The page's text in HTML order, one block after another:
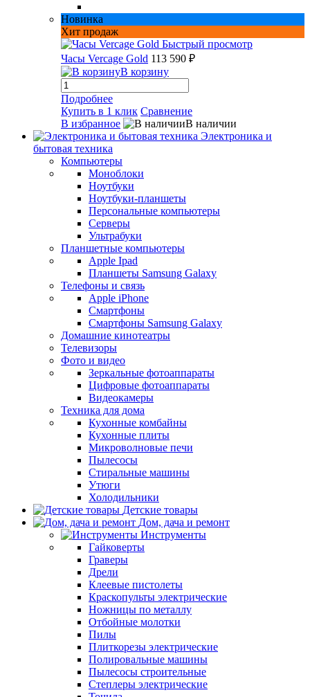
Новинка
Хит продаж
Быстрый просмотр
Часы Vercage Gold 113 590 ₽
В корзину
Подробнее
Купить в 1 клик Сравнение
В избранное
В наличии
Электроника и
бытовая техника
Компьютеры
Моноблоки
Ноутбуки
Ноутбуки-планшеты
Персональные компьютеры
Серверы
Ультрабуки
Планшетные компьютеры
Apple Ipad
Планшеты Samsung Galaxy
Телефоны и связь
Apple iPhone
Смартфоны
Смартфоны Samsung Galaxy
Домашние кинотеатры
Телевизоры
Фото и видео
Зеркальные фотоаппараты
Цифровые фотоаппараты
Видеокамеры
Техника для дома
Кухонные комбайны
Кухонные плиты
Микроволновые печи
Пылесосы
Стиральные машины
Утюги
Холодильники
Детские товары
Дом, дача и ремонт
Инструменты
Гайковерты
Граверы
Дрели
Клеевые пистолеты
Краскопульты электрические
Ножницы по металлу
Отбойные молотки
Пилы
Плиткорезы электрические
Полировальные машины
Пылесосы строительные
Степлеры электрические